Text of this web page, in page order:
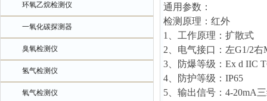
环氧乙烷检测仪
一氧化碳探测器
臭氧检测仪
氢气检测仪
氧气检测仪
通用参数：
检测原理：红外
1、工作原理：扩散式
2、电气接口：左G1/2右
3、防爆等级：Ex d IIC
4、防护等级：IP65
5、输出信号：4-20mA